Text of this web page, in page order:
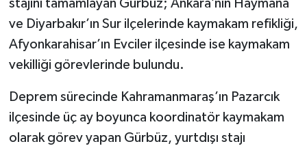
stajını tamamlayan Gürbüz; Ankara’nın Haymana
ve Diyarbakır’ın Sur ilçelerinde kaymakam refikliği,
Afyonkarahisar’ın Evciler ilçesinde ise kaymakam
vekilliği görevlerinde bulundu.
Deprem sürecinde Kahramanmaraş’ın Pazarcık
ilçesinde üç ay boyunca koordinatör kaymakam
olarak görev yapan Gürbüz, yurtdışı stajı